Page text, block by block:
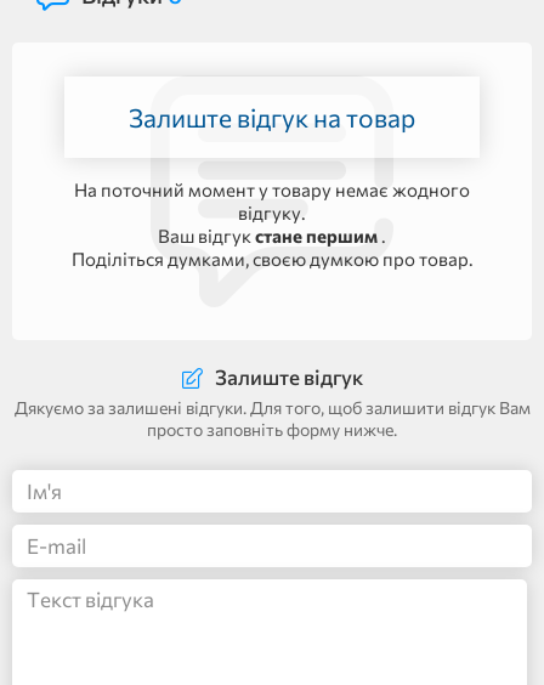
Залиште відгук на товар
На поточний момент у товару немає жодного
відгуку.
Ваш відгук стане першим .
Поділіться думками, своєю думкою про товар.
Залиште відгук
Дякуємо за залишені відгуки. Для того, щоб залишити відгук Вам
просто заповніть форму нижче.